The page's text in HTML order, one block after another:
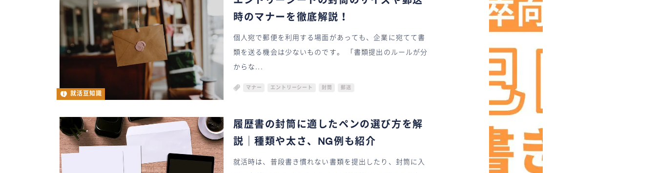
就活豆知識
時のマナーを徹底解説！
個人宛で郵便を利用する場面があっても、企業に宛てて書
類を送る機会は少ないものです。 「書類提出のルールが分
からな...
マナー エントリーシート 封筒 郵送
履歴書の封筒に適したペンの選び方を解
説｜種類や太さ、NG例も紹介
就活時は、普段書き慣れない書類を提出したり、封筒に入